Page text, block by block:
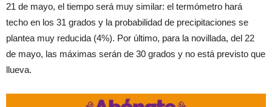
21 de mayo, el tiempo será muy similar: el termómetro hará
techo en los 31 grados y la probabilidad de precipitaciones se
plantea muy reducida (4%). Por último, para la novillada, del 22
de mayo, las máximas serán de 30 grados y no está previsto que
llueva.